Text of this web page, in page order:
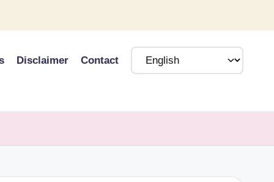
Disclaimer Contact